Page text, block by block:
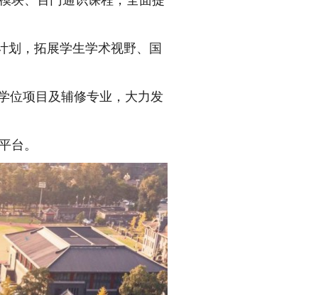
，拓展学生学术视野、国
位项目及辅修专业，大力发
台。